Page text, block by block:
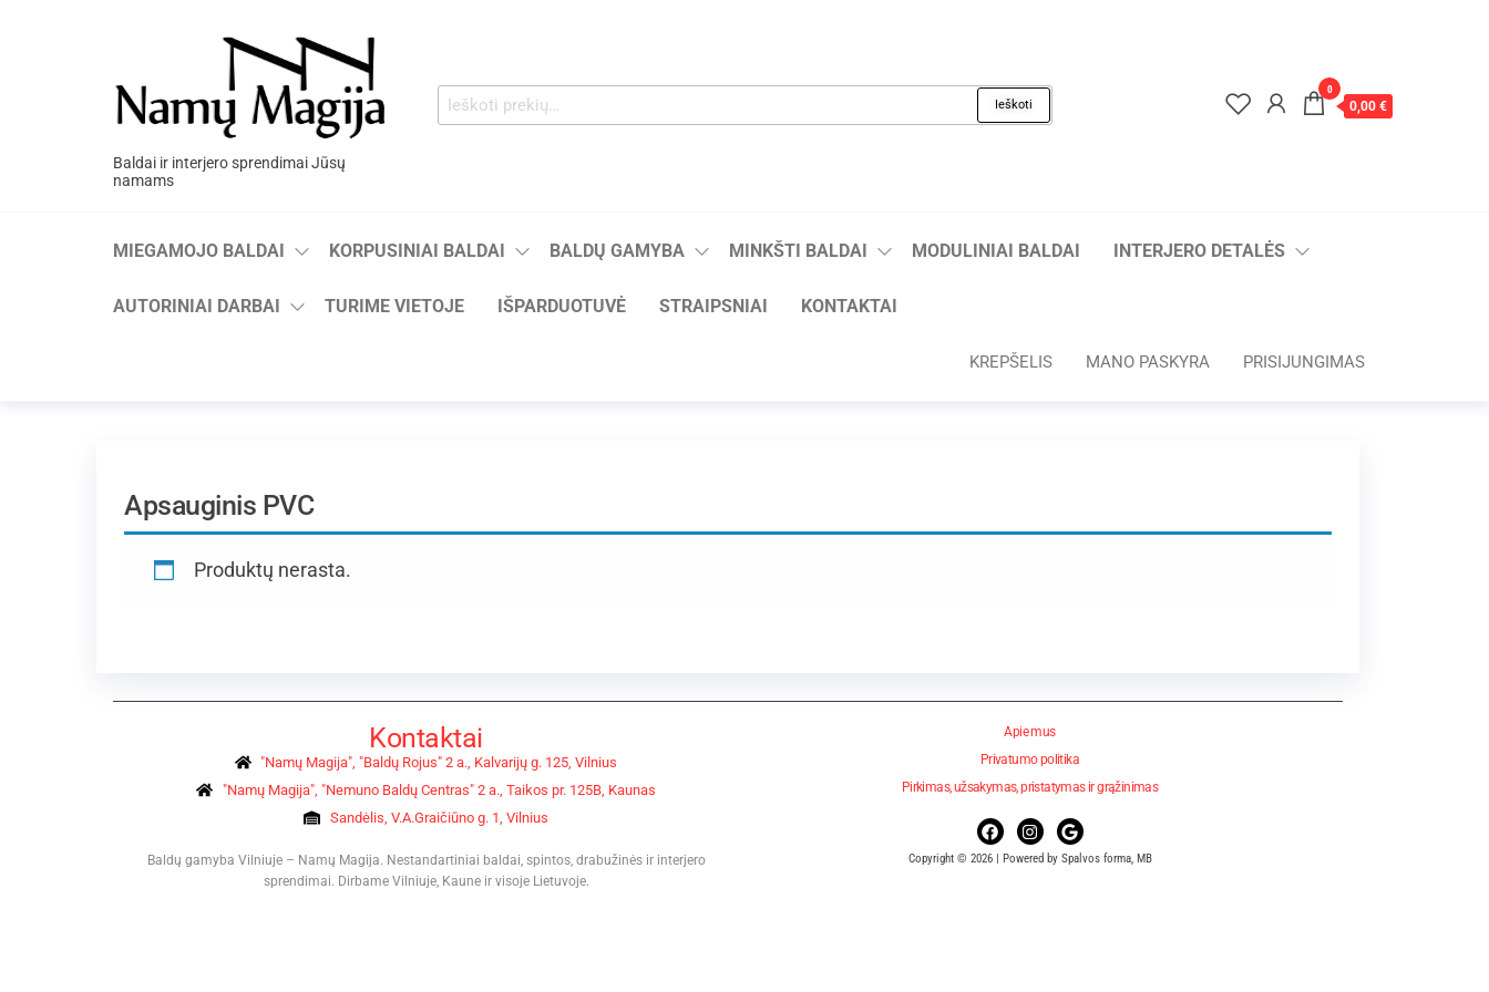
Baldai ir interjero sprendimai Jūsų
namams
Ieškoti
0
0,00 €
MIEGAMOJO BALDAI KORPUSINIAI BALDAI BALDŲ GAMYBA MINKŠTI BALDAI MODULINIAI BALDAI INTERJERO DETALĖS
AUTORINIAI DARBAI TURIME VIETOJE IŠPARDUOTUVĖ STRAIPSNIAI KONTAKTAI
KREPŠELIS MANO PASKYRA PRISIJUNGIMAS
Apsauginis PVC
Produktų nerasta.
Kontaktai
"Namų Magija", "Baldų Rojus" 2 a., Kalvarijų g. 125, Vilnius
"Namų Magija", "Nemuno Baldų Centras" 2 a., Taikos pr. 125B, Kaunas
Sandėlis, V.A.Graičiūno g. 1, Vilnius
Baldų gamyba Vilniuje – Namų Magija. Nestandartiniai baldai, spintos, drabužinės ir interjero
sprendimai. Dirbame Vilniuje, Kaune ir visoje Lietuvoje.
Apie mus
Privatumo politika
Pirkimas, užsakymas, pristatymas ir grąžinimas
Copyright © 2026 | Powered by Spalvos forma, MB